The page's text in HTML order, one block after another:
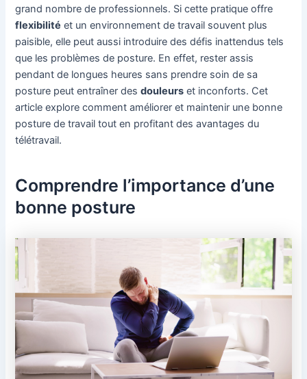
grand nombre de professionnels. Si cette pratique offre
flexibilité et un environnement de travail souvent plus
paisible, elle peut aussi introduire des défis inattendus tels
que les problèmes de posture. En effet, rester assis
pendant de longues heures sans prendre soin de sa
posture peut entraîner desdouleurs et inconforts. Cet
article explore comment améliorer et maintenir une bonne
posture de travail tout en profitant des avantages du
télétravail.
Comprendre l’importance d’une
bonne posture